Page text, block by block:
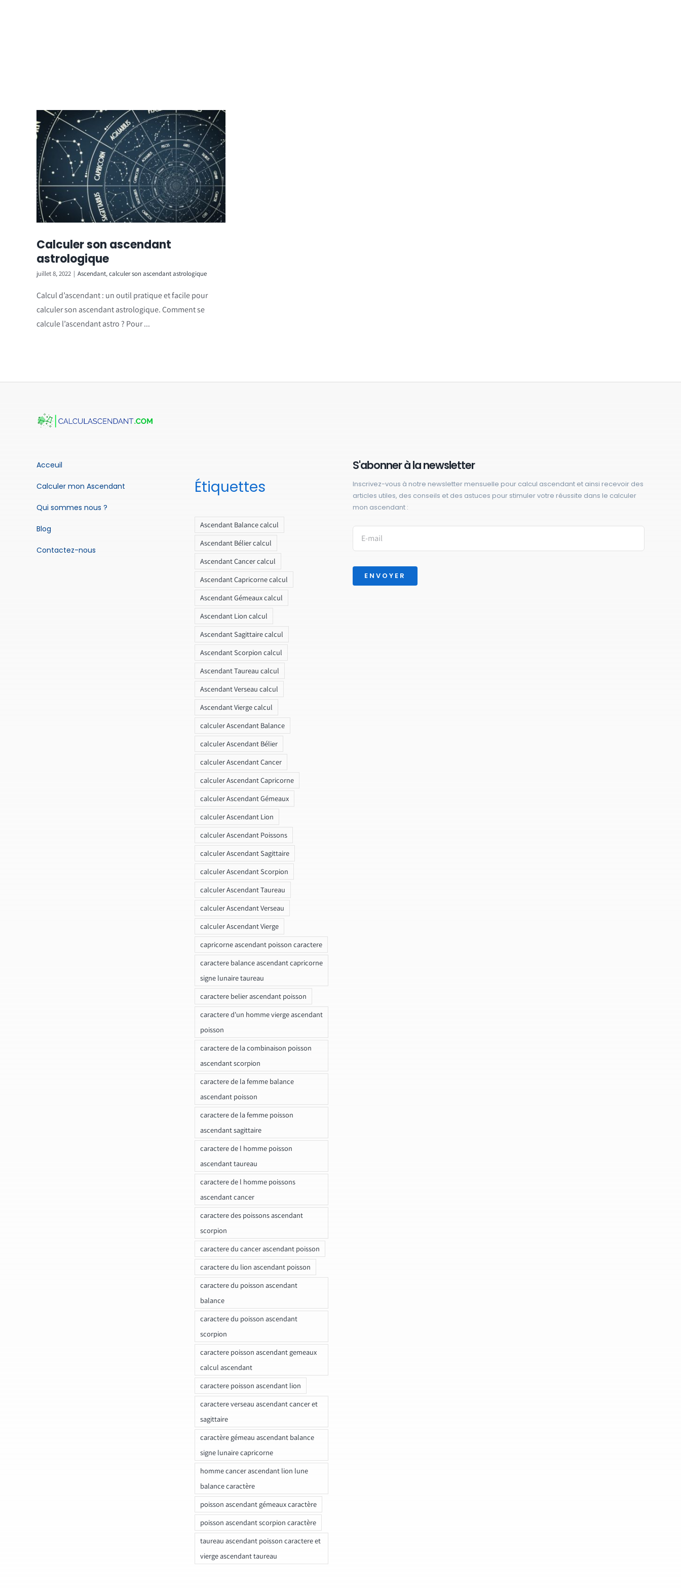
Calculer son ascendant
astrologique
juillet 8, 2022 | Ascendant,calculer son ascendant astrologique
Calcul d’ascendant : un outil pratique et facile pour
calculer son ascendant astrologique. Comment se
calcule l’ascendant astro ? Pour ...
Acceuil
Calculer mon Ascendant
Qui sommes nous ?
Blog
Contactez-nous
Étiquettes
Ascendant Balance calcul
Ascendant Bélier calcul
Ascendant Cancer calcul
Ascendant Capricorne calcul
Ascendant Gémeaux calcul
Ascendant Lion calcul
Ascendant Sagittaire calcul
Ascendant Scorpion calcul
Ascendant Taureau calcul
Ascendant Verseau calcul
Ascendant Vierge calcul
calculer Ascendant Balance
calculer Ascendant Bélier
calculer Ascendant Cancer
calculer Ascendant Capricorne
calculer Ascendant Gémeaux
calculer Ascendant Lion
calculer Ascendant Poissons
calculer Ascendant Sagittaire
calculer Ascendant Scorpion
calculer Ascendant Taureau
calculer Ascendant Verseau
calculer Ascendant Vierge
capricorne ascendant poisson caractere
caractere balance ascendant capricorne
signe lunaire taureau
caractere belier ascendant poisson
caractere d'un homme vierge ascendant
poisson
caractere de la combinaison poisson
ascendant scorpion
caractere de la femme balance
ascendant poisson
caractere de la femme poisson
ascendant sagittaire
caractere de l homme poisson
ascendant taureau
caractere de l homme poissons
ascendant cancer
caractere des poissons ascendant
scorpion
caractere du cancer ascendant poisson
caractere du lion ascendant poisson
caractere du poisson ascendant
balance
caractere du poisson ascendant
scorpion
caractere poisson ascendant gemeaux
calcul ascendant
caractere poisson ascendant lion
caractere verseau ascendant cancer et
sagittaire
caractère gémeau ascendant balance
signe lunaire capricorne
homme cancer ascendant lion lune
balance caractère
poisson ascendant gémeaux caractère
poisson ascendant scorpion caractère
taureau ascendant poisson caractere et
vierge ascendant taureau
S'abonner à la newsletter
Inscrivez-vous à notre newsletter mensuelle pour calcul ascendant et ainsi recevoir des
articles utiles, des conseils et des astuces pour stimuler votre réussite dans le calculer
mon ascendant :
ENVOYER